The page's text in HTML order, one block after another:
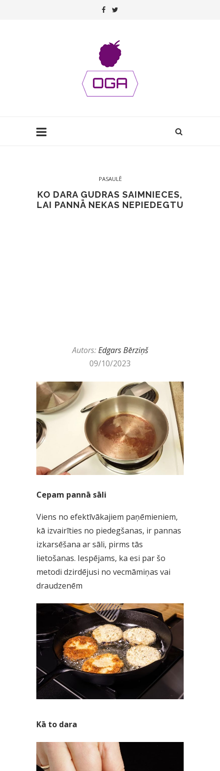
PASAULĒ
KO DARA GUDRAS SAIMNIECES,
LAI PANNĀ NEKAS NEPIEDEGTU
Autors:Edgars Bērziņš
09/10/2023
Cepam pannā sāli
Viens no efektīvākajiem paņēmieniem,
kā izvairīties no piedegšanas, ir pannas
izkarsēšana ar sāli, pirms tās
lietošanas. Iespējams, ka esi par šo
metodi dzirdējusi no vecmāmiņas vai
draudzenēm
Kā to dara